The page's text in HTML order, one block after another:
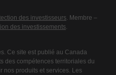
des investisseurs. Membre –
des investissements.
Ce site est publié au Canada
des compétences territoriales du
nos produits et services. Les